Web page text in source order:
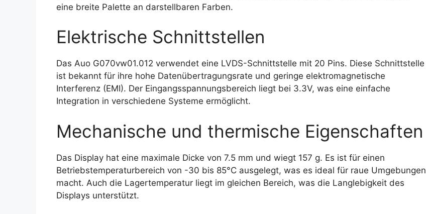
eine breite Palette an darstellbaren Farben.
Elektrische Schnittstellen
Das Auo G070vw01.012 verwendet eine LVDS-Schnittstelle mit 20 Pins. Diese Schnittstelle
ist bekannt für ihre hohe Datenübertragungsrate und geringe elektromagnetische
Interferenz (EMI). Der Eingangsspannungsbereich liegt bei 3.3V, was eine einfache
Integration in verschiedene Systeme ermöglicht.
Mechanische und thermische Eigenschaften
Das Display hat eine maximale Dicke von 7.5 mm und wiegt 157 g. Es ist für einen
Betriebstemperaturbereich von -30 bis 85°C ausgelegt, was es ideal für raue Umgebungen
macht. Auch die Lagertemperatur liegt im gleichen Bereich, was die Langlebigkeit des
Displays unterstützt.